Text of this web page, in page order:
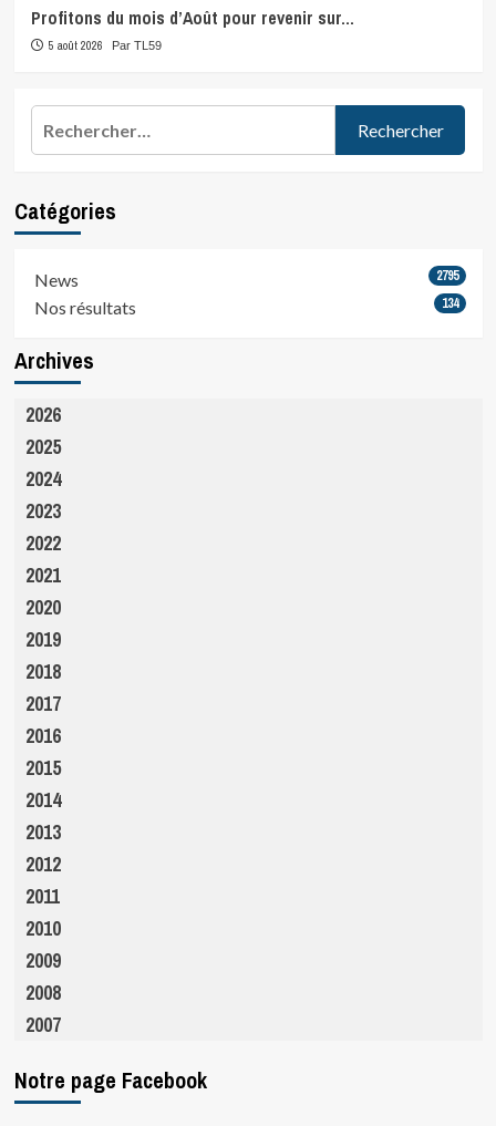
Profitons du mois d’Août pour revenir sur…
5 août 2026 Par TL59
Catégories
News 2795
Nos résultats 134
Archives
2026
2025
2024
2023
2022
2021
2020
2019
2018
2017
2016
2015
2014
2013
2012
2011
2010
2009
2008
2007
Notre page Facebook